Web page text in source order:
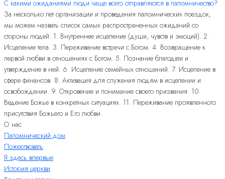
С какими ожиданиями люди чаще всего отправляются в паломничество?
За несколько лет организации и проведения паломнических поездок,
мы можем назвать список самых распространенных ожиданий со
стороны людей: 1. Внутреннее исцеление (души, чувств и эмоций). 2.
Исцеление тела. 3. Переживание встречи с Богом. 4. Возвращение к
первой любви в отношениях с Богом. 5. Познание благодати и
утверждение в ней. 6. Исцеление семейных отношений. 7. Исцеление в
сфере финансов. 8. Активация для служения людям в исцелении и
освобождении. 9. Откровение и понимание своего призвания. 10.
Ведение Божье в конкретных ситуациях. 11. Переживание проявленного
присутствия Божьего и Его любви.
О нас
Паломнический дом
Пожертвовать
Я здесь впервые
История церкви